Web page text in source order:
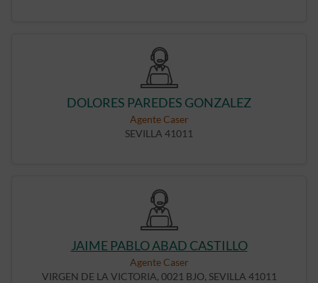
DOLORES PAREDES GONZALEZ
Agente Caser
SEVILLA 41011
JAIME PABLO ABAD CASTILLO
Agente Caser
VIRGEN DE LA VICTORIA, 0021 BJO, SEVILLA 41011